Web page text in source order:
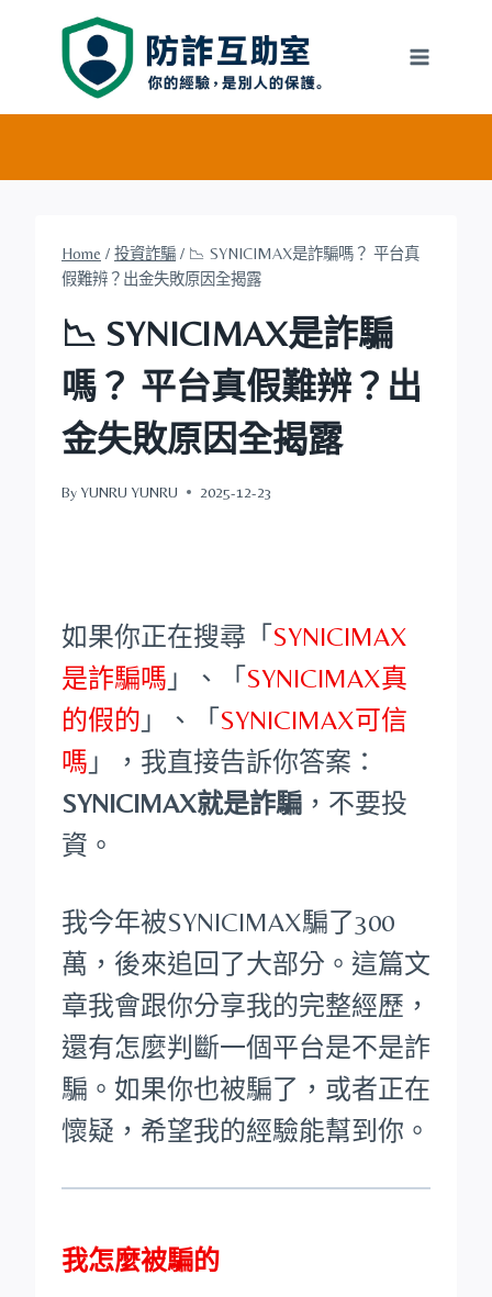
Home / 投資詐騙 / 📉 SYNICIMAX是詐騙嗎？ 平台真
假難辨？出金失敗原因全揭露
📉 SYNICIMAX是詐騙
嗎？ 平台真假難辨？出
金失敗原因全揭露
By YUNRU YUNRU 2025-12-23
如果你正在搜尋「 SYNICIMAX
是詐騙嗎 」、「 SYNICIMAX真
的假的 」、「 SYNICIMAX可信
嗎 」，我直接告訴你答案：
SYNICIMAX就是詐騙 ，不要投
資。
我今年被SYNICIMAX騙了300
萬，後來追回了大部分。這篇文
章我會跟你分享我的完整經歷，
還有怎麼判斷一個平台是不是詐
騙。如果你也被騙了，或者正在
懷疑，希望我的經驗能幫到你。
我怎麼被騙的